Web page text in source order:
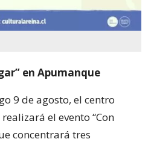
en Apumanque
9 de agosto, el centro
el evento “Con
concentrará tres